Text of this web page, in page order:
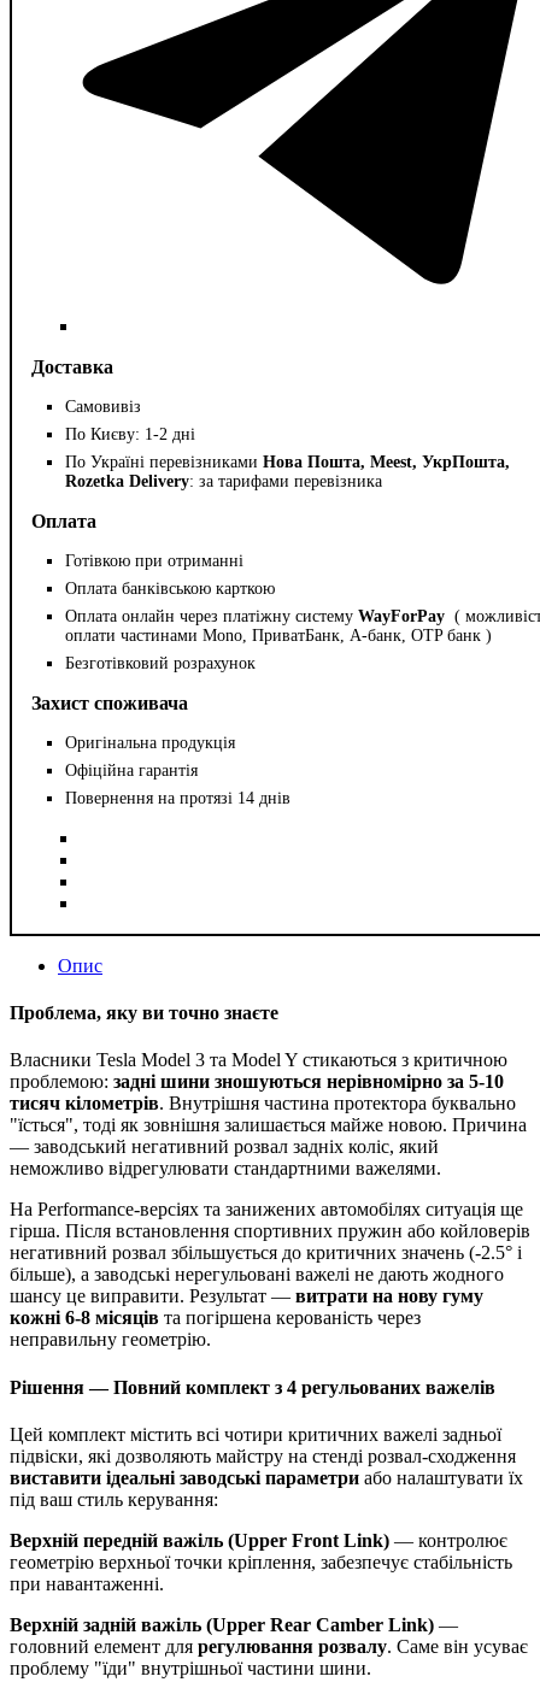
Доставка
Самовивіз
По Києву: 1-2 дні
По Україні перевізниками Нова Пошта, Meest, УкрПошта,
Rozetka Delivery: за тарифами перевізника
Оплата
Готівкою при отриманні
Оплата банківською карткою
Оплата онлайн через платіжну систему WayForPay (
оплати частинами Mono, ПриватБанк, А-банк, OTP банк )
Безготівковий розрахунок
Захист споживача
Оригінальна продукція
Офіційна гарантія
Повернення на протязі 14 днів
Опис
Проблема, яку ви точно знаєте
Власники Tesla Model 3 та Model Y стикаються з критичною
проблемою: задні шини зношуються нерівномірно за 5-10
тисяч кілометрів. Внутрішня частина протектора буквально
"їсться", тоді як зовнішня залишається майже новою. Причина
— заводський негативний розвал задніх коліс, який
неможливо відрегулювати стандартними важелями.
На Performance-версіях та занижених автомобілях ситуація ще
гірша. Після встановлення спортивних пружин або койловерів
негативний розвал збільшується до критичних значень (-2.5° і
більше), а заводські нерегульовані важелі не дають жодного
шансу це виправити. Результат — витрати на нову гуму
кожні 6-8 місяців та погіршена керованість через
неправильну геометрію.
Рішення — Повний комплект з 4 регульованих важелів
Цей комплект містить всі чотири критичних важелі задньої
підвіски, які дозволяють майстру на стенді розвал-сходження
виставити ідеальні заводські параметри або налаштувати їх
під ваш стиль керування:
Верхній передній важіль (Upper Front Link) — контролює
геометрію верхньої точки кріплення, забезпечує стабільність
при навантаженні.
Верхній задній важіль (Upper Rear Camber Link) —
головний елемент для регулювання розвалу. Саме він усуває
проблему "їди" внутрішньої частини шини.